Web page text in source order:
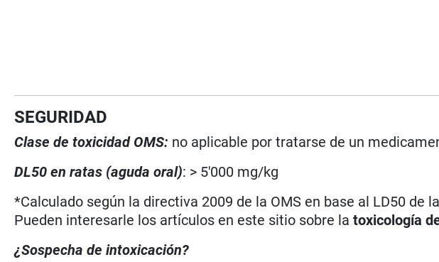
SEGURIDAD
Clase de toxicidad OMS: no aplicable por tratarse de un
DL50 en ratas (aguda oral): > 5'000 mg/kg
*Calculado según la directiva 2009 de la OMS en base al LD50 de
Pueden interesarle los artículos en este sitio sobre la toxicología
¿Sospecha de intoxicación?